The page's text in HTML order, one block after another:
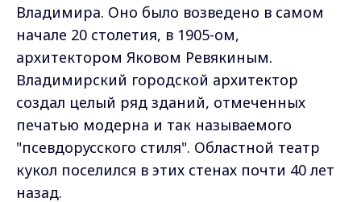
Владимира. Оно было возведено в самом
начале 20 столетия, в 1905-ом,
архитектором Яковом Ревякиным.
Владимирский городской архитектор
создал целый ряд зданий, отмеченных
печатью модерна и так называемого
"псевдорусского стиля". Областной театр
кукол поселился в этих стенах почти 40 лет
назад.